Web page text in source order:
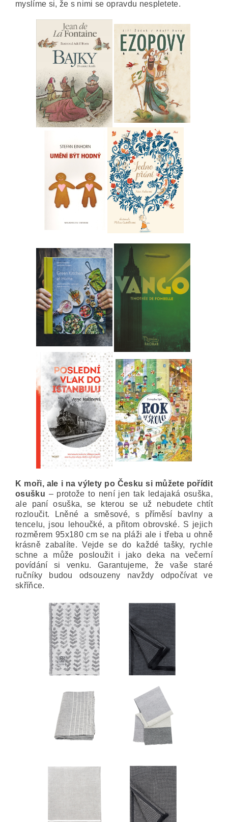
myslíme si, že s nimi se opravdu nespletete.
K moři, ale i na výlety po Česku si můžete pořídit
osušku – protože to není jen tak ledajaká osuška,
ale paní osuška, se kterou se už nebudete chtít
rozloučit. Lněné a směsové, s příměsí bavlny a
tencelu, jsou lehoučké, a přitom obrovské. S jejich
rozměrem 95x180 cm se na pláži ale i třeba u ohně
krásně zabalíte. Vejde se do každé tašky, rychle
schne a může posloužit i jako deka na večerní
povídání si venku. Garantujeme, že vaše staré
ručníky budou odsouzeny navždy odpočívat ve
skříňce.